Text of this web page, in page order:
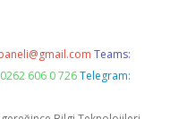
Teams:
606 0 726 Telegram: